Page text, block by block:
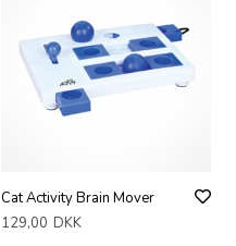
Cat Activity Brain Mover
129,00 DKK